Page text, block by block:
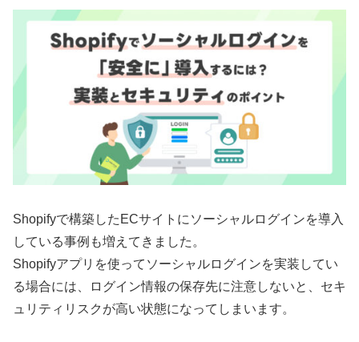
Shopifyで構築したECサイトにソーシャルログインを導入
している事例も増えてきました。
Shopifyアプリを使ってソーシャルログインを実装してい
る場合には、ログイン情報の保存先に注意しないと、セキ
ュリティリスクが高い状態になってしまいます。